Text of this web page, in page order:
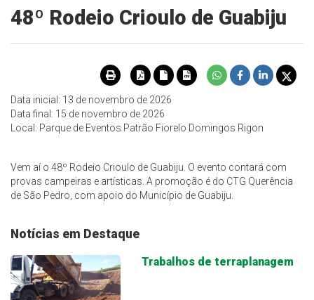
48º Rodeio Crioulo de Guabiju
Data inicial: 13 de novembro de 2026
Data final: 15 de novembro de 2026
Local: Parque de Eventos Patrão Fiorelo Domingos Rigon
Vem aí o 48º Rodeio Crioulo de Guabiju. O evento contará com
provas campeiras e artísticas. A promoção é do CTG Querência
de São Pedro, com apoio do Município de Guabiju.
Notícias em Destaque
Trabalhos de terraplanagem